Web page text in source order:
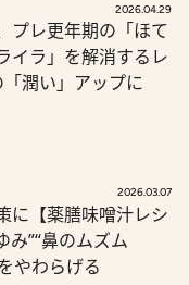
2026.04.29
プレ更年期の「ほて
イラ」を解消するレ
潤い」アップに
2026.03.07
に【薬膳味噌汁レシ
み”“鼻のムズム
やわらげる